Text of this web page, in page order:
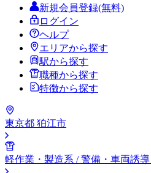
新規会員登録(無料)
ログイン
ヘルプ
エリアから探す
駅から探す
職種から探す
特徴から探す
東京都 狛江市
軽作業・製造系 / 警備・車両誘